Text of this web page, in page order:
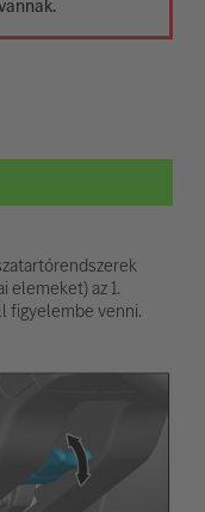
elemeket) az 1.
figyelembe venni.